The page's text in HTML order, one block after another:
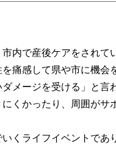
内で産後ケアをされて
痛感して県や市に機会
メージを受ける」と
くかったり、周囲が
くライフイベントで